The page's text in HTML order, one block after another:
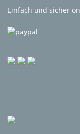
Einfach und sicher